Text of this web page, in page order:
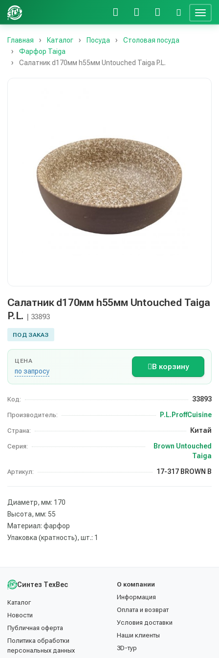
Главная Каталог Посуда
Столовая посуда
Фарфор Taiga
Салатник d170мм h55мм Untouched Taiga P.L.
Салатник d170мм h55мм Untouched Taiga
P.L. | 33893
ПОД ЗАКАЗ
ЦЕНА
по запросу
В корзину
Код: 33893
Производитель: P.L.ProffCuisine
Страна: Китай
Серия:
Brown Untouched
Taiga
Артикул: 17-317 BROWN B
Диаметр, мм: 170
Высота, мм: 55
Материал: фарфор
Упаковка (кратность), шт.: 1
Синтез ТехВес
Каталог
Новости
Публичная оферта
Политика обработки
персональных данных
О компании
Информация
Оплата и возврат
Условия доставки
Наши клиенты
3D-тур